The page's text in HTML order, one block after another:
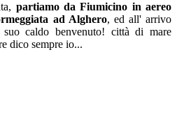
partiamo da Fiumicino in aereo
ad Alghero, ed all' arrivo
caldo benvenuto! città di mare
dico sempre io...